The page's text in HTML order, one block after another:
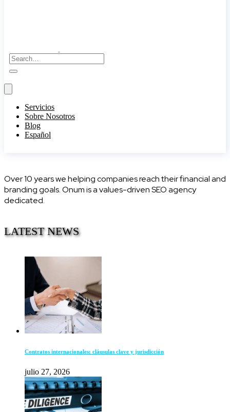
Servicios
Sobre Nosotros
Blog
Español
Over 10 years we helping companies reach their financial and
branding goals. Onum is a values-driven SEO agency
dedicated.
LATEST NEWS
Contratos internacionales: cláusulas clave y jurisdicción
julio 27, 2026